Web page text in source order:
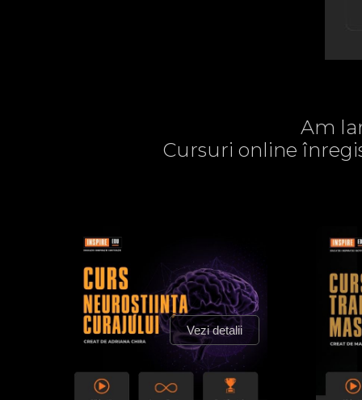
Am
Cursuri online
Vezi detalii